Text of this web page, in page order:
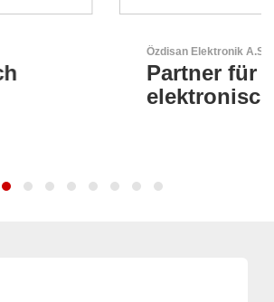
für Lösungen mit